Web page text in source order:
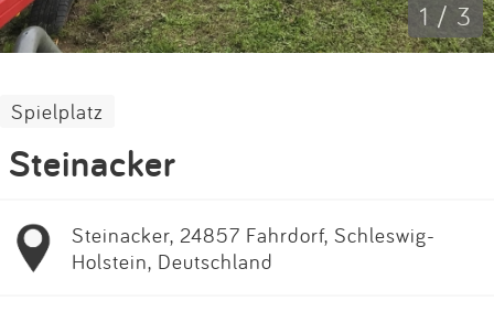
Anmelden 1 / 3
Spielplatz
Steinacker
Steinacker, 24857 Fahrdorf, Schleswig-
Holstein, Deutschland